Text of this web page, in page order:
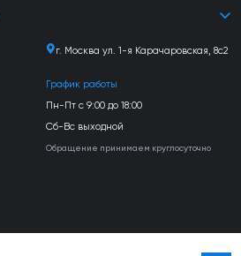
г. Москва ул. 1-я Карачаровская, 8с2
График работы
Пн-Пт с 9:00 до 18:00
Сб-Вс выходной
Обращение принимаем круглосуточно